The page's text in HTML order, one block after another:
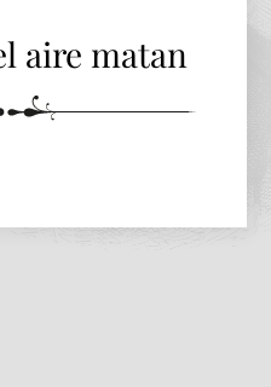
aire matan